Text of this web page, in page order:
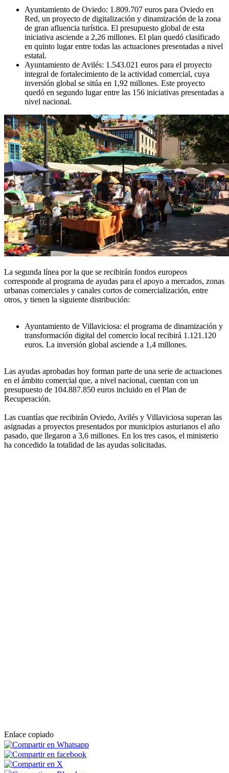
Ayuntamiento de Oviedo: 1.809.707 euros para Oviedo en
Red, un proyecto de digitalización y dinamización de la zona
de gran afluencia turística. El presupuesto global de esta
iniciativa asciende a 2,26 millones. El plan quedó clasificado
en quinto lugar entre todas las actuaciones presentadas a nivel
estatal.
Ayuntamiento de Avilés: 1.543.021 euros para el proyecto
integral de fortalecimiento de la actividad comercial, cuya
inversión global se sitúa en 1,92 millones. Este proyecto
quedó en segundo lugar entre las 156 iniciativas presentadas a
nivel nacional.
La segunda línea por la que se recibirán fondos europeos
corresponde al programa de ayudas para el apoyo a mercados, zonas
urbanas comerciales y canales cortos de comercialización, entre
otros, y tienen la siguiente distribución:
Ayuntamiento de Villaviciosa: el programa de dinamización y
transformación digital del comercio local recibirá 1.121.120
euros. La inversión global asciende a 1,4 millones.
Las ayudas aprobadas hoy forman parte de una serie de actuaciones
en el ámbito comercial que, a nivel nacional, cuentan con un
presupuesto de 104.887.850 euros incluido en el Plan de
Recuperación.
Las cuantías que recibirán Oviedo, Avilés y Villaviciosa superan las
asignadas a proyectos presentados por municipios asturianos el año
pasado, que llegaron a 3,6 millones. En los tres casos, el ministerio
ha concedido la totalidad de las ayudas solicitadas.
Enlace copiado